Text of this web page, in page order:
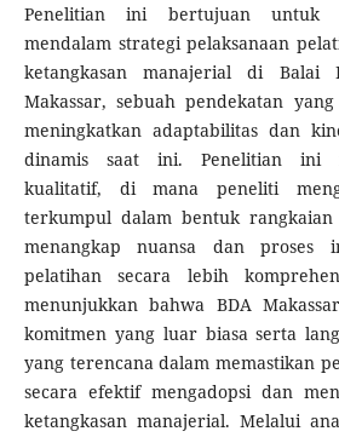
Penelitian ini bertujuan untuk
mendalam strategi pelaksanaan
ketangkasan manajerial di Balai
Makassar, sebuah pendekatan
meningkatkan adaptabilitas dan
dinamis saat ini. Penelitian ini
kualitatif, di mana peneliti
terkumpul dalam bentuk
menangkap nuansa dan proses
pelatihan secara lebih
menunjukkan bahwa BDA
komitmen yang luar biasa serta
yang terencana dalam memastikan
secara efektif mengadopsi dan
ketangkasan manajerial. Melalui